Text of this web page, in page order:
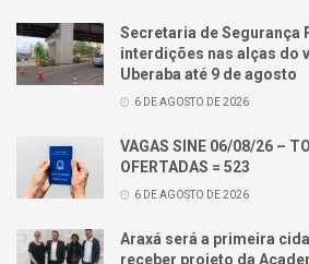
Secretaria de Segurança
interdições nas alças do
Uberaba até 9 de agosto
6 DE AGOSTO DE 2026
VAGAS SINE 06/08/26 –
OFERTADAS = 523
6 DE AGOSTO DE 2026
Araxá será a primeira
receber projeto da